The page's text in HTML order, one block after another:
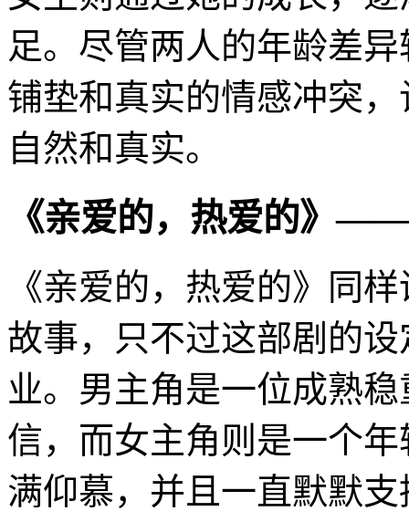
足。尽管两人的年龄差
铺垫和真实的情感冲突
自然和真实。
《亲爱的，热爱的》
《亲爱的，热爱的》同
故事，只不过这部剧的
业。男主角是一位成熟
信，而女主角则是一个
满仰慕，并且一直默默